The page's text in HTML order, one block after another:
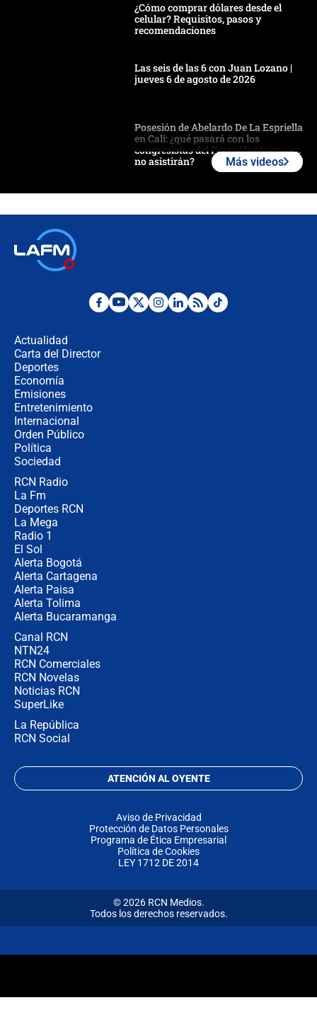
¿Cómo comprar dólares desde el
celular? Requisitos, pasos y
recomendaciones
Las seis de las 6 con Juan Lozano |
jueves 6 de agosto de 2026
Posesión de Abelardo De La Espriella
en Cali: ¿qué pasará con los
congresistas del Pacto Histórico que
no asistirán?
¿Por qué De la Espriella gobernará
Más videos
Actualidad
Carta del Director
Deportes
Economía
Emisiones
Entretenimiento
Internacional
Orden Público
Política
Sociedad
RCN Radio
La Fm
Deportes RCN
La Mega
Radio 1
El Sol
Alerta Bogotá
Alerta Cartagena
Alerta Paisa
Alerta Tolima
Alerta Bucaramanga
Canal RCN
NTN24
RCN Comerciales
RCN Novelas
Noticias RCN
SuperLike
La República
RCN Social
ATENCIÓN AL OYENTE
Aviso de Privacidad
Protección de Datos Personales
Programa de Ética Empresarial
Política de Cookies
LEY 1712 DE 2014
© 2026 RCN Medios.
Todos los derechos reservados.